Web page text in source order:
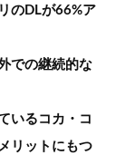
のDLが66%ア
での継続的な
いるコカ・コ
リットにもつ